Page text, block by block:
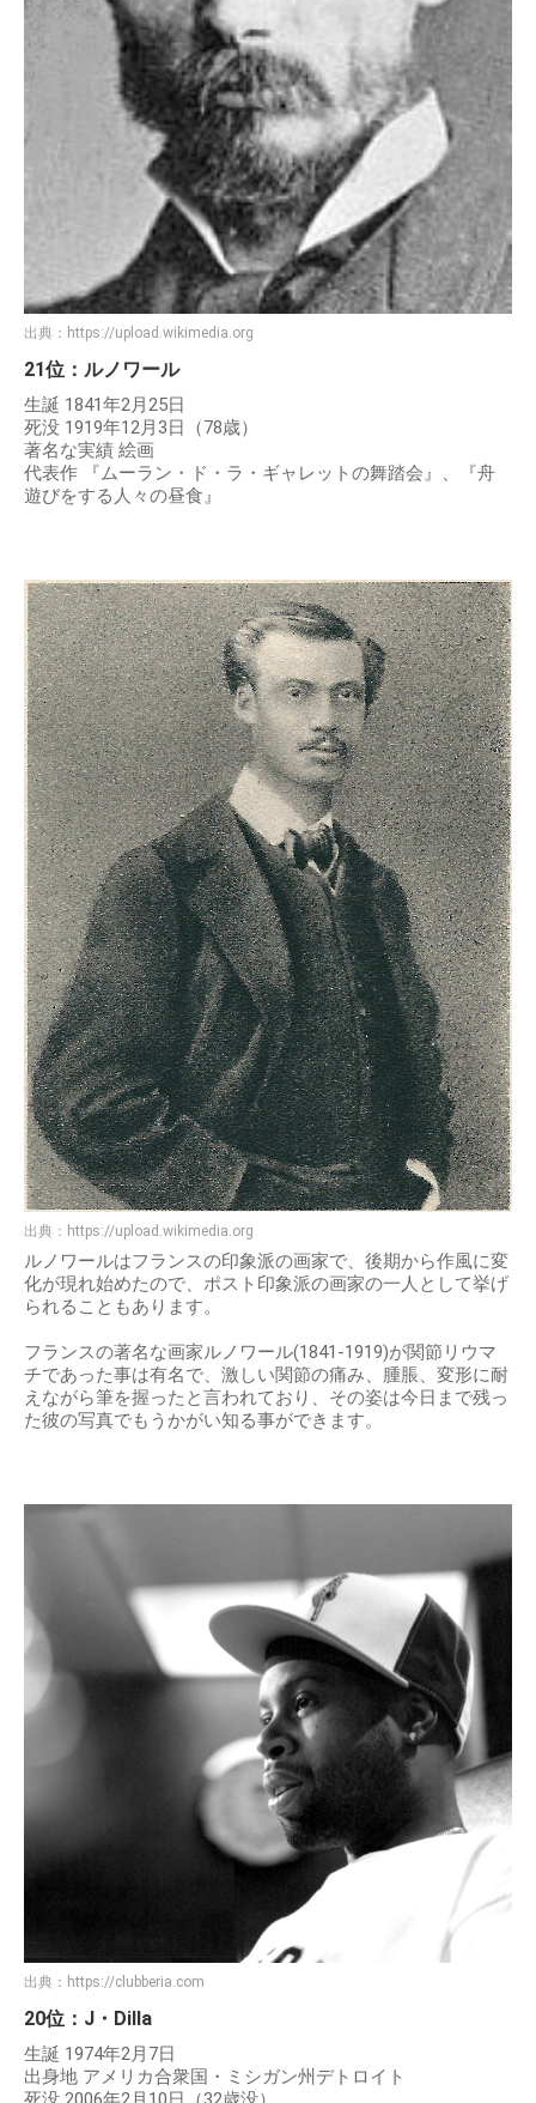
出典： https://upload.wikimedia.org
21位：ルノワール
生誕 1841年2月25日
死没 1919年12月3日（78歳）
著名な実績 絵画
代表作 『ムーラン・ド・ラ・ギャレットの舞踏会』、『舟
遊びをする人々の昼食』
出典： https://upload.wikimedia.org
ルノワールはフランスの印象派の画家で、後期から作風に変
化が現れ始めたので、ポスト印象派の画家の一人として挙げ
られることもあります。
フランスの著名な画家ルノワール(1841-1919)が関節リウマ
チであった事は有名で、激しい関節の痛み、腫脹、変形に耐
えながら筆を握ったと言われており、その姿は今日まで残っ
た彼の写真でもうかがい知る事ができます。
出典： https://clubberia.com
20位：J・Dilla
生誕 1974年2月7日
出身地 アメリカ合衆国・ミシガン州デトロイト